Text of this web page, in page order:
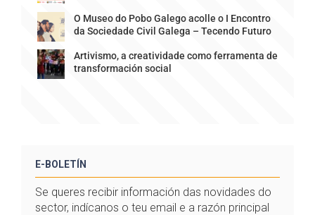
O Museo do Pobo Galego acolle o I Encontro
da Sociedade Civil Galega – Tecendo Futuro
Artivismo, a creatividade como ferramenta de
transformación social
E-BOLETÍN
Se queres recibir información das novidades do
sector, indícanos o teu email e a razón principal